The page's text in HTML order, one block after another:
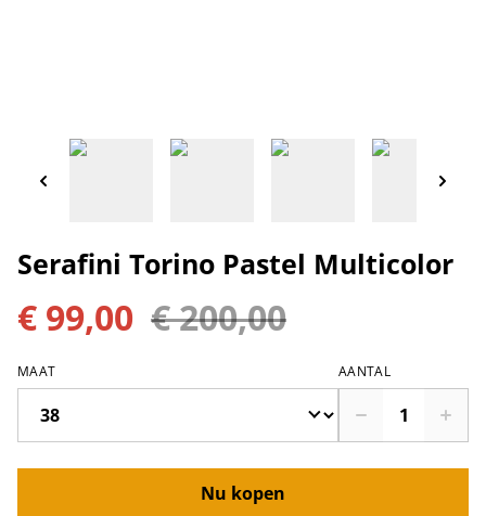
Serafini Torino Pastel Multicolor
€ 99,00 € 200,00
MAAT AANTAL
Nu kopen